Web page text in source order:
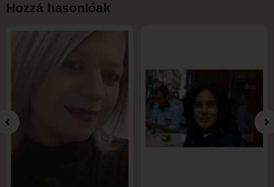
Hozzá hasonlóak